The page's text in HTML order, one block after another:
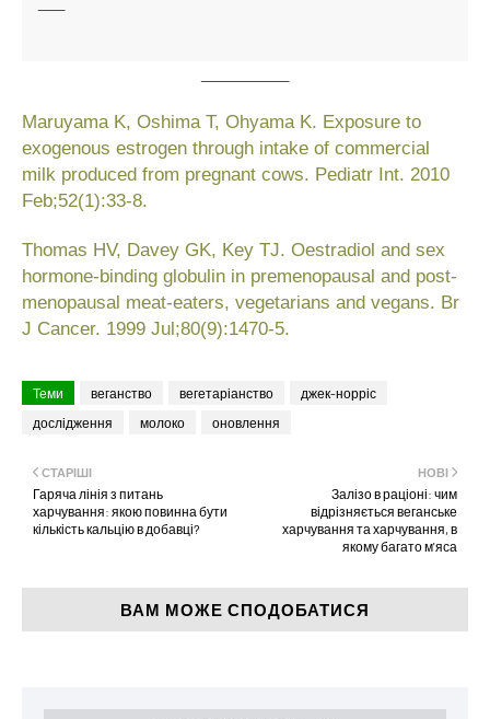
Maruyama K, Oshima T, Ohyama K. Exposure to
exogenous estrogen through intake of commercial
milk produced from pregnant cows. Pediatr Int. 2010
Feb;52(1):33-8.
Thomas HV, Davey GK, Key TJ. Oestradiol and sex
hormone-binding globulin in premenopausal and post-
menopausal meat-eaters, vegetarians and vegans. Br
J Cancer. 1999 Jul;80(9):1470-5.
Теми веганство вегетаріанство
джек-норріс
дослідження
молоко оновлення
НОВІ
Залізо в раціоні: чим
відрізняється веганське
харчування та харчування, в
якому багато м'яса
СТАРІШІ
Гаряча лінія з питань
харчування: якою повинна бути
кількість кальцію в добавці?
ВАМ МОЖЕ СПОДОБАТИСЯ